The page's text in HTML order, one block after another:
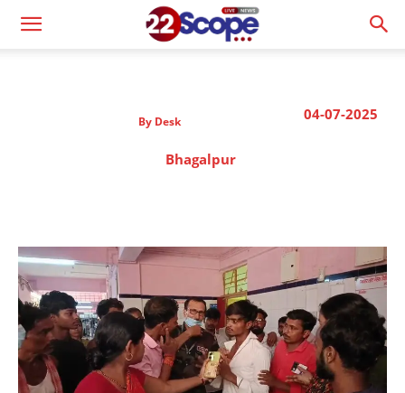
04-07-2025
By Desk
Bhagalpur